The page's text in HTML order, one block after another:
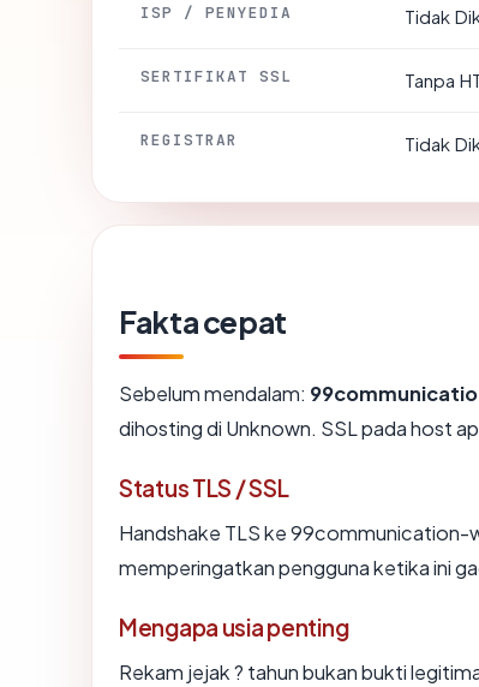
ISP / PENYEDIA Tidak
SERTIFIKAT SSL Tanpa
REGISTRAR Tidak
Fakta cepat
Sebelum mendalam:
dihosting di Unknown. SSL pada host
Status TLS / SSL
Handshake TLS ke
memperingatkan pengguna ketika ini
Mengapa usia penting
Rekam jejak ? tahun bukan bukti